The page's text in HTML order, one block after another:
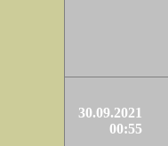
30.09.2021
00:55